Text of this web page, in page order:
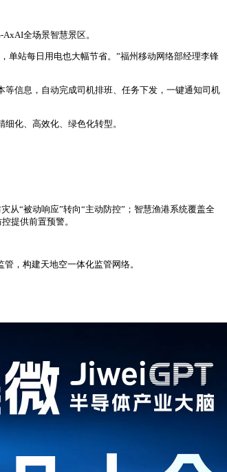
全场景智慧景区。
单站每日用电也大幅节省。”福州移动网络部经理李锋
信息，自动完成司机排班、任务下发，一键通知司机
化、高效化、绿色化转型。
从“被动响应”转向“主动防控”；智慧渔港系统覆盖全
提供前置预警。
，构建天地空一体化监管网络。